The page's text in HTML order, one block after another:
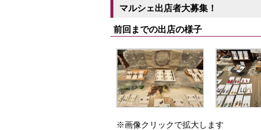
マルシェ出店者大募集！
前回までの出店の様子
※画像クリックで拡大します